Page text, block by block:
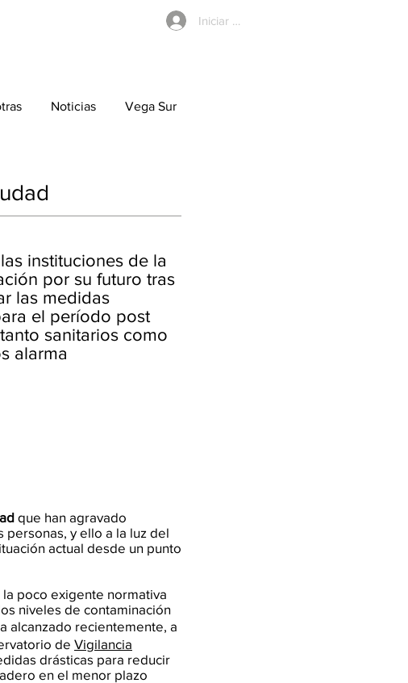
Iniciar sesión
Noticias Vega Sur
instituciones de la
por su futuro tras
las medidas
el período post
sanitarios como
alarma
que han agravado
y ello a la luz del
actual desde un punto
la poco exigente normativa
niveles de contaminación
alcanzado recientemente, a
de Vigilancia
drásticas para reducir
en el menor plazo